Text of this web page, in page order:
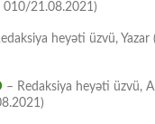
010/21.08.2021)
heyəti üzvü, Yazar
– Redaksiya heyəti üzvü,